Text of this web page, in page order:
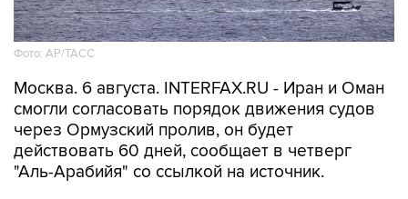
Фото: AP/ТАСС
Москва. 6 августа. INTERFAX.RU - Иран и Оман
смогли согласовать порядок движения судов
через Ормузский пролив, он будет
действовать 60 дней, сообщает в четверг
"Аль-Арабийя" со ссылкой на источник.